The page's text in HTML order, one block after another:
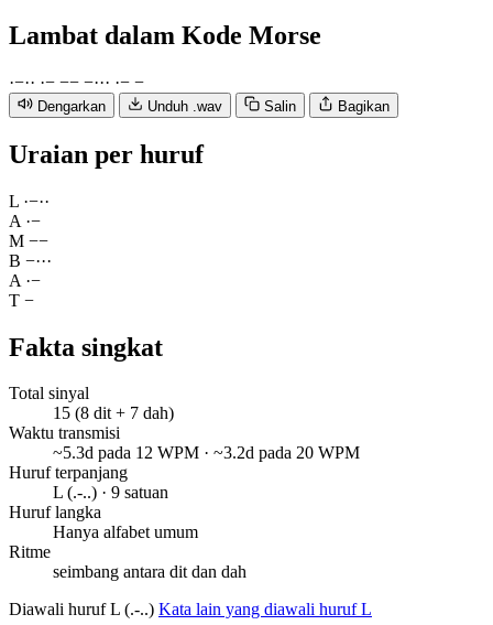
Lambat dalam Kode Morse
·−·· ·− −− −··· ·− −
Dengarkan Unduh .wav Salin Bagikan
Uraian per huruf
L ·−··
A ·−
M −−
B −···
A ·−
T −
Fakta singkat
Total sinyal
15 (8 dit + 7 dah)
Waktu transmisi
~5.3d pada 12 WPM · ~3.2d pada 20 WPM
Huruf terpanjang
L (.-..) · 9 satuan
Huruf langka
Hanya alfabet umum
Ritme
seimbang antara dit dan dah
Diawali huruf L (.-..) Kata lain yang diawali huruf L